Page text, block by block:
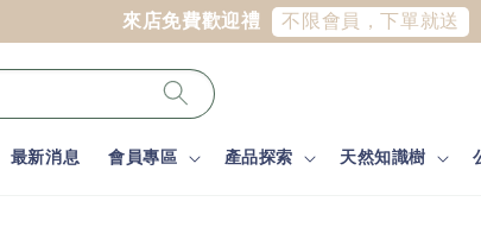
來店免費歡迎禮 不限會員，下單就送
最新消息 會員專區 產品探索 天然知識樹